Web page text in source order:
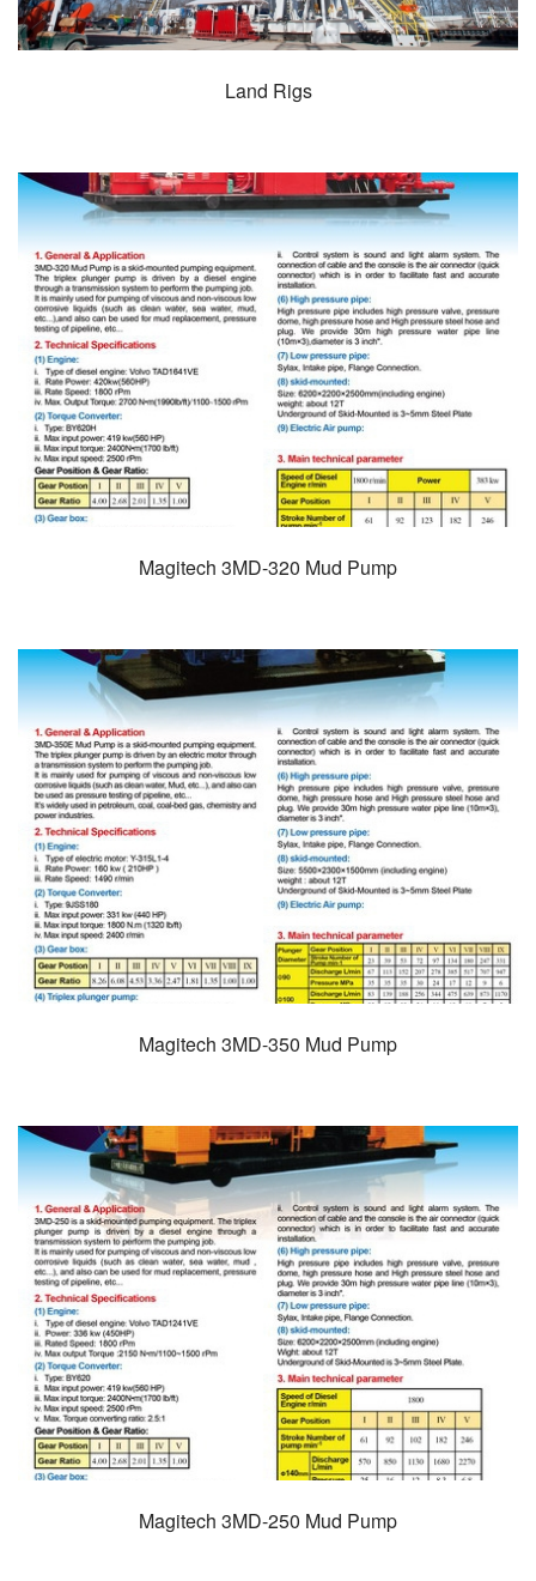
Land Rigs
Magitech 3MD-320 Mud Pump
Magitech 3MD-350 Mud Pump
Magitech 3MD-250 Mud Pump